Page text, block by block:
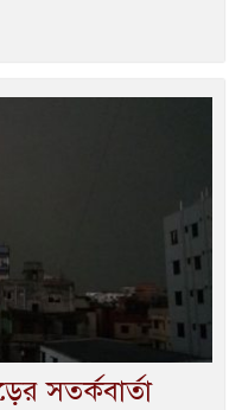
সতর্কবার্তা